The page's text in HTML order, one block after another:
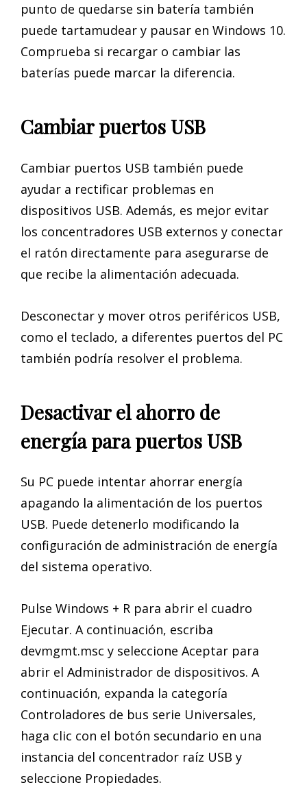
punto de quedarse sin batería también
puede tartamudear y pausar en Windows 10.
Comprueba si recargar o cambiar las
baterías puede marcar la diferencia.
Cambiar puertos USB
Cambiar puertos USB también puede
ayudar a rectificar problemas en
dispositivos USB. Además, es mejor evitar
los concentradores USB externos y conectar
el ratón directamente para asegurarse de
que recibe la alimentación adecuada.
Desconectar y mover otros periféricos USB,
como el teclado, a diferentes puertos del PC
también podría resolver el problema.
Desactivar el ahorro de
energía para puertos USB
Su PC puede intentar ahorrar energía
apagando la alimentación de los puertos
USB. Puede detenerlo modificando la
configuración de administración de energía
del sistema operativo.
Pulse Windows + R para abrir el cuadro
Ejecutar. A continuación, escriba
devmgmt.msc y seleccione Aceptar para
abrir el Administrador de dispositivos. A
continuación, expanda la categoría
Controladores de bus serie Universales,
haga clic con el botón secundario en una
instancia del concentrador raíz USB y
seleccione Propiedades.